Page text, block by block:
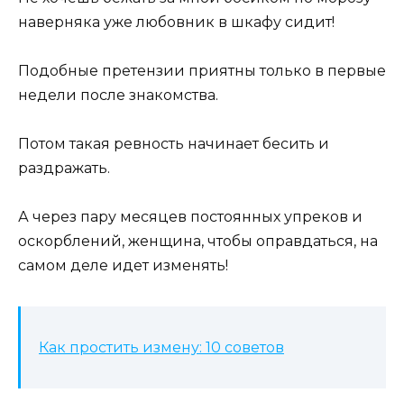
наверняка уже любовник в шкафу сидит!
Подобные претензии приятны только в первые
недели после знакомства.
Потом такая ревность начинает бесить и
раздражать.
А через пару месяцев постоянных упреков и
оскорблений, женщина, чтобы оправдаться, на
самом деле идет изменять!
Как простить измену: 10 советов